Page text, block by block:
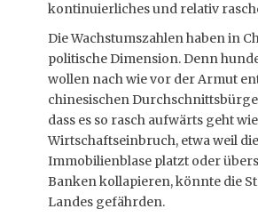
kontinuierliches und relativ
Die Wachstumszahlen haben in
politische Dimension. Denn
wollen nach wie vor der Armut
chinesischen
dass es so rasch aufwärts geht
Wirtschaftseinbruch, etwa weil die
Immobilienblase platzt oder
Banken kollapieren, könnte die
Landes gefährden.